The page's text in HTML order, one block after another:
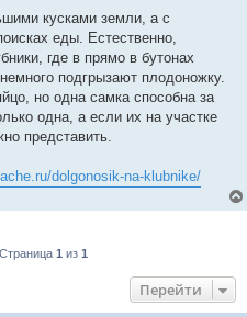
кусками земли, а с
еды. Естественно,
где в прямо в бутонах
подгрызают плодоножку.
но одна самка способна за
одна, а если их на участке
представить.
dolgonosik-na-klubnike/
1 из 1
Перейти